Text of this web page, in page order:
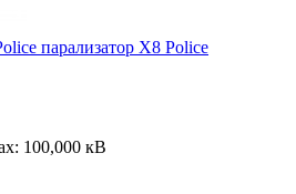
парализатор X8 Police
100,000 кВ